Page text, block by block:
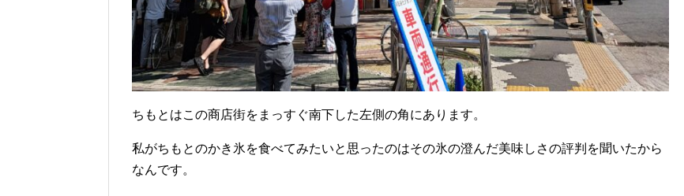
ちもとはこの商店街をまっすぐ南下した左側の角にあります。
私がちもとのかき氷を食べてみたいと思ったのはその氷の澄んだ美味しさの評判を聞いたから
なんです。